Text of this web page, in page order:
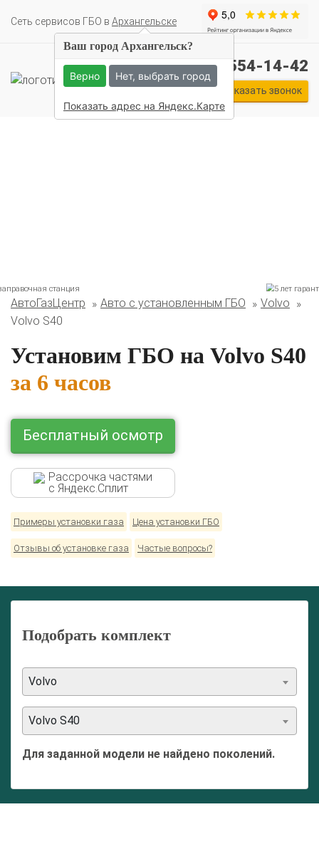
Cеть сервисов ГБО в Архангельске
Комплекты ГБО на иномарки:
+7 (911) 554-14-42
Заказать звонок
АвтоГазЦентр Авто с установленным ГБО
Volvo
Volvo S40
Установим ГБО на Volvo S40
за 6 часов
Бесплатный осмотр
Рассрочка частями
с Яндекс.Сплит
Примеры установки газа Цена установки ГБО
Отзывы об установке газа Частые вопросы?
Подобрать комплект
Volvo
Volvo S40
Для заданной модели не найдено поколений.
Ваш город Архангельск?
Верно Нет, выбрать город
Показать адрес на Яндекс.Карте